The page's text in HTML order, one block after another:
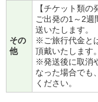
その
他
【チケット類の
ご出発の1～2週
送いたします。
※ご旅行代金と
頂戴いたします。
※発送後に取消
なった場合でも
ください。